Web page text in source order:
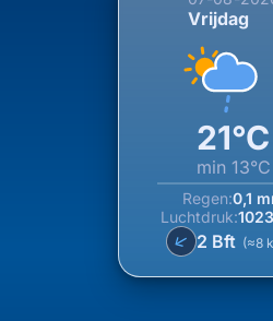
Vrijdag
21°C
min 13°C
Regen:0,1
Luchtdruk:
↑2 Bft (≈8